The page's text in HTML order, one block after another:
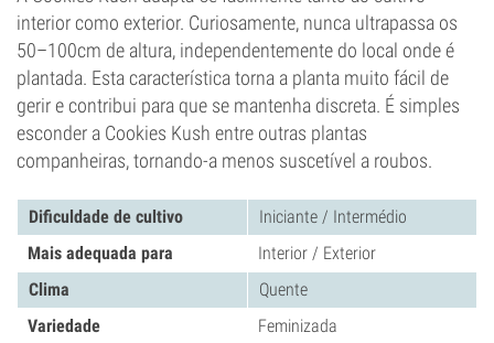
interior como exterior. Curiosamente, nunca ultrapassa os
50–100cm de altura, independentemente do local onde é
plantada. Esta característica torna a planta muito fácil de
gerir e contribui para que se mantenha discreta. É simples
esconder a Cookies Kush entre outras plantas
companheiras, tornando-a menos suscetível a roubos.
Dificuldade de cultivo
Iniciante / Intermédio
Mais adequada para
Interior / Exterior
Clima
Quente
Variedade
Feminizada